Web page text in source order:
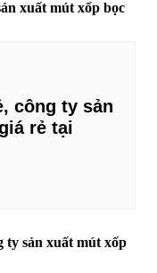
công ty sản
rẻ tại